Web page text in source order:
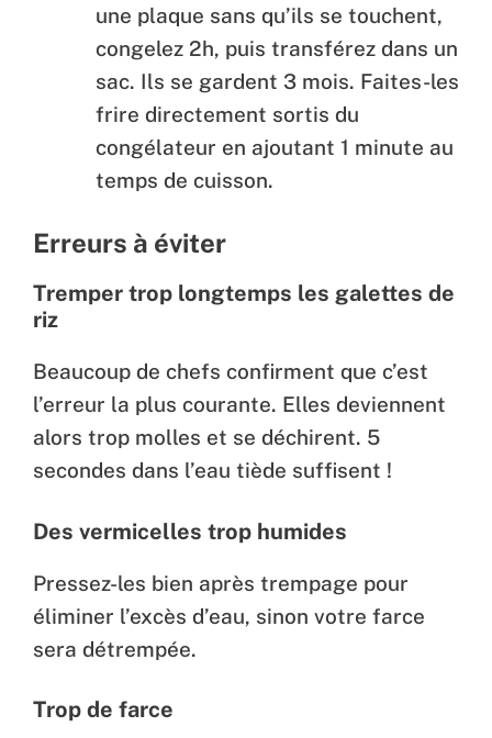
une plaque sans qu’ils se touchent,
congelez 2h, puis transférez dans un
sac. Ils se gardent 3 mois. Faites-les
frire directement sortis du
congélateur en ajoutant 1 minute au
temps de cuisson.
Erreurs à éviter
Tremper trop longtemps les galettes de
riz
Beaucoup de chefs confirment que c’est
l’erreur la plus courante. Elles deviennent
alors trop molles et se déchirent. 5
secondes dans l’eau tiède suffisent !
Des vermicelles trop humides
Pressez-les bien après trempage pour
éliminer l’excès d’eau, sinon votre farce
sera détrempée.
Trop de farce